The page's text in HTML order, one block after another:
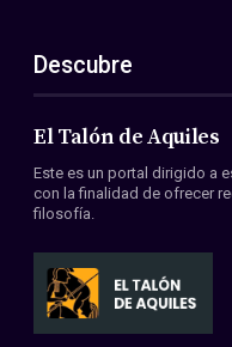
ES
EN
Acerca de nosotros
Miembros
Convenios
Descubre
El Talón de Aquiles
Este es un portal dirigido a
con la finalidad de ofrecer
filosofía.